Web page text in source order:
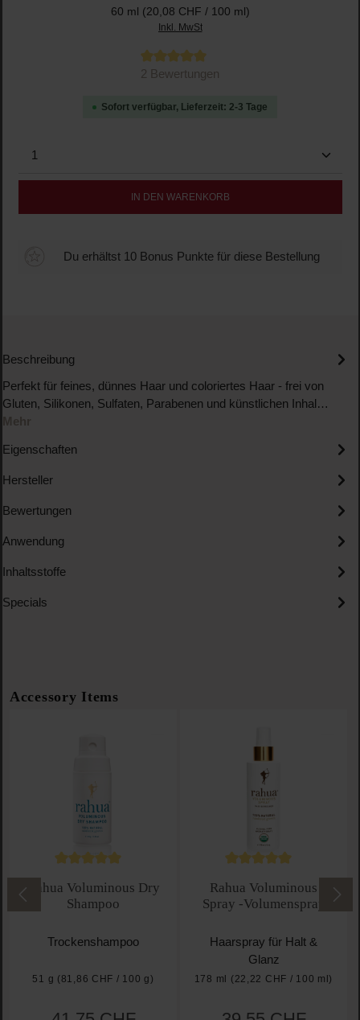
60 ml (20,08 CHF / 100 ml)
Inkl. MwSt
Durchschnittliche Bewertung von 5 von 5 Sternen
2 Bewertungen
Sofort verfügbar, Lieferzeit: 2-3 Tage
Produkt Anzahl: Gib den gewünschten Wert ein
IN DEN WARENKORB
Du erhältst 10 Bonus Punkte für diese Bestellung
Beschreibung
Perfekt für feines, dünnes Haar und coloriertes Haar - frei von
Gluten, Silikonen, Sulfaten, Parabenen und künstlichen Inhal…
Mehr
Eigenschaften
Hersteller
Bewertungen
Anwendung
Inhaltsstoffe
Specials
Produktgalerie überspringen
Accessory Items
Durchschnittliche Bewertung von 5 von 5 Sternen
Rahua Voluminous Dry
Shampoo
Trockenshampoo
51 g (81,86 CHF / 100 g)
Durchschnittliche
Rahua Voluminous
Spray -Volumenspray
Haarspray für Halt &
Glanz
178 ml (22,22 CHF / 100 ml)